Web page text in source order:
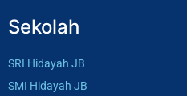
Sekolah
SRI Hidayah JB
SMI Hidayah JB